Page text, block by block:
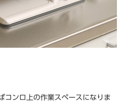
コンロ上の作業スペースになりま